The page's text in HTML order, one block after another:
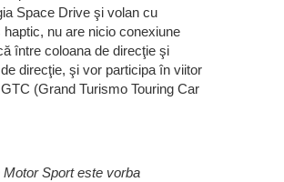
Space Drive şi volan cu
haptic, nu are nicio conexiune
între coloana de direcţie şi
direcţie, şi vor participa în viitor
(Grand Turismo Touring Car
Motor Sport este vorba